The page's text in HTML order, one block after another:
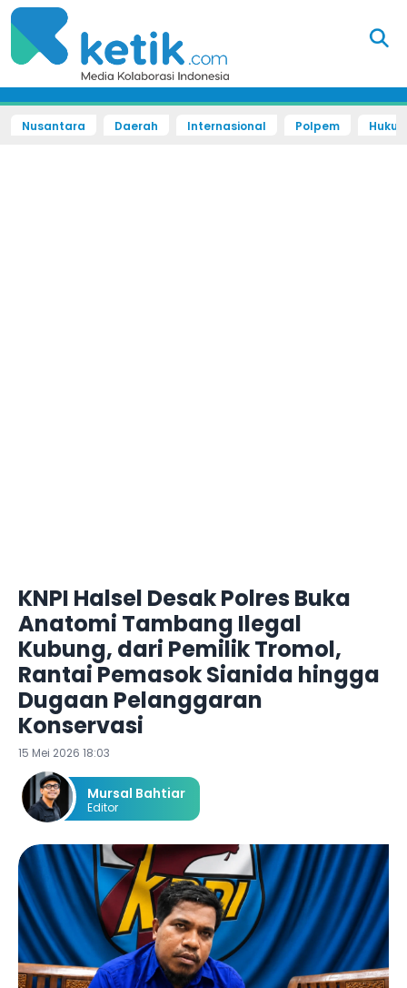
Nusantara Daerah Internasional Polpem
KNPI Halsel Desak Polres Buka
Anatomi Tambang Ilegal
Kubung, dari Pemilik Tromol,
Rantai Pemasok Sianida hingga
Dugaan Pelanggaran
Konservasi
15 Mei 2026 18:03
Mursal Bahtiar
Editor